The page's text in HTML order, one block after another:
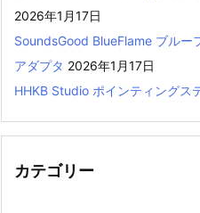
2026年1月17日
SoundsGood BlueFlame ブルー
アダプタ 2026年1月17日
HHKB Studio ポインティングス
カテゴリー